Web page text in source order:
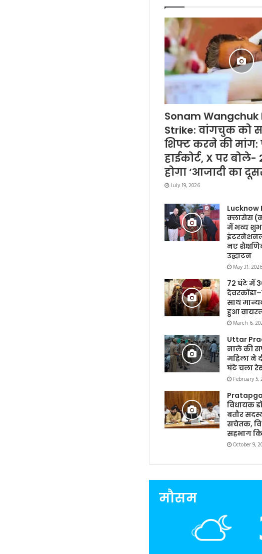
Sonam Wangchuk
Strike: वांगचुक को
शिफ्ट करने की मांग:
हाईकोर्ट, X पर
होगा ‘आजादी का
July 19, 2026
क्लासेस
में भव्य
नए
उद्घाटन
May 31, 2026
72 घंटे में
साथ
हुआ
March 6,
Uttar
नाले की
महिला ने
घंटे चला
February 5,
विधायक
बतौर
सचेतक,
सहभाग
October 9,
मौसम